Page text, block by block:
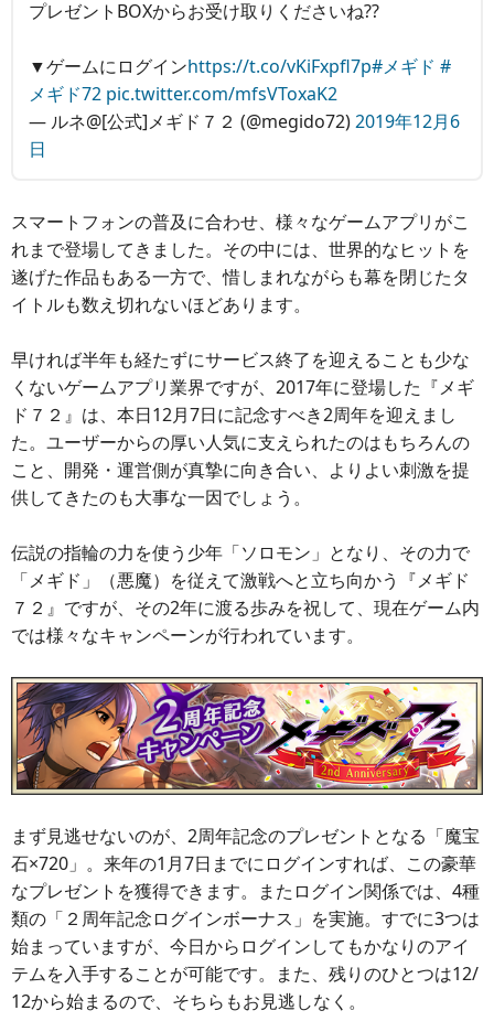
プレゼントBOXからお受け取りくださいね??
▼ゲームにログインhttps://t.co/vKiFxpfl7p#メギド #
メギド72 pic.twitter.com/mfsVToxaK2
— ルネ@[公式]メギド７２ (@megido72)2019年12月6
日
スマートフォンの普及に合わせ、様々なゲームアプリがこ
れまで登場してきました。その中には、世界的なヒットを
遂げた作品もある一方で、惜しまれながらも幕を閉じたタ
イトルも数え切れないほどあります。
早ければ半年も経たずにサービス終了を迎えることも少な
くないゲームアプリ業界ですが、2017年に登場した『メギ
ド７２』は、本日12月7日に記念すべき2周年を迎えまし
た。ユーザーからの厚い人気に支えられたのはもちろんの
こと、開発・運営側が真摯に向き合い、よりよい刺激を提
供してきたのも大事な一因でしょう。
伝説の指輪の力を使う少年「ソロモン」となり、その力で
「メギド」（悪魔）を従えて激戦へと立ち向かう『メギド
７２』ですが、その2年に渡る歩みを祝して、現在ゲーム内
では様々なキャンペーンが行われています。
まず見逃せないのが、2周年記念のプレゼントとなる「魔宝
石×720」。来年の1月7日までにログインすれば、この豪華
なプレゼントを獲得できます。またログイン関係では、4種
類の「２周年記念ログインボーナス」を実施。すでに3つは
始まっていますが、今日からログインしてもかなりのアイ
テムを入手することが可能です。また、残りのひとつは12/
12から始まるので、そちらもお見逃しなく。